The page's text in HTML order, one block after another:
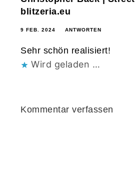
blitzeria.eu
9 FEB. 2024 ANTWORTEN
Sehr schön realisiert!
Wird geladen …
Kommentar verfassen